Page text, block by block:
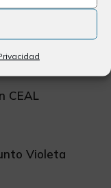
CEAL
Violeta